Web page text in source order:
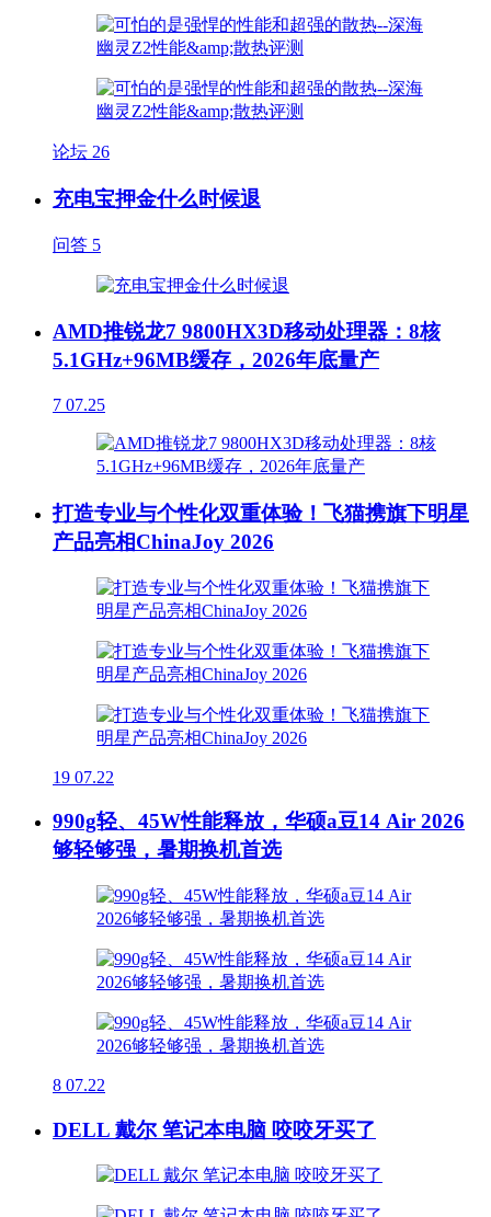
论坛 26
充电宝押金什么时候退
问答 5
AMD推锐龙7 9800HX3D移动处理器：8核
5.1GHz+96MB缓存，2026年底量产
7 07.25
打造专业与个性化双重体验！飞猫携旗下明星
产品亮相ChinaJoy 2026
19 07.22
990g轻、45W性能释放，华硕a豆14 Air 2026
够轻够强，暑期换机首选
8 07.22
DELL 戴尔 笔记本电脑 咬咬牙买了